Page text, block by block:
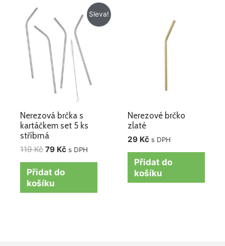
Sleva!
Nerezová brčka s
kartáčkem set 5 ks
stříbrná
119Kč
cena
byla:
119 Kč.
79 Kč
Aktuální
cena
je:
79 Kč.
s DPH
Přidat do
košíku
Nerezové brčko
zlaté
29 Kč s DPH
Přidat do
košíku